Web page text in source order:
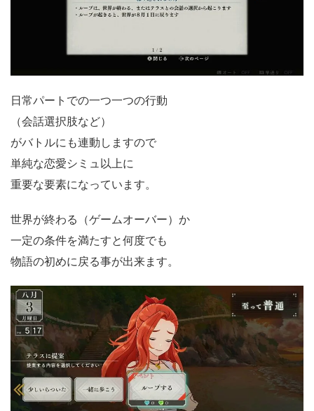
日常パートでの一つ一つの行動
（会話選択肢など）
がバトルにも連動しますので
単純な恋愛シミュ以上に
重要な要素になっています。
世界が終わる（ゲームオーバー）か
一定の条件を満たすと何度でも
物語の初めに戻る事が出来ます。